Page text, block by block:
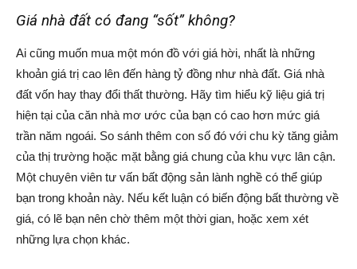
Giá nhà đất có đang “sốt” không?
Ai cũng muốn mua một món đồ với giá hời, nhất là những
khoản giá trị cao lên đến hàng tỷ đồng như nhà đất. Giá nhà
đất vốn hay thay đổi thất thường. Hãy tìm hiểu kỹ liệu giá trị
hiện tại của căn nhà mơ ước của bạn có cao hơn mức giá
trần năm ngoái. So sánh thêm con số đó với chu kỳ tăng giảm
của thị trường hoặc mặt bằng giá chung của khu vực lân cận.
Một chuyên viên tư vấn bất động sản lành nghề có thể giúp
bạn trong khoản này. Nếu kết luận có biến động bất thường về
giá, có lẽ bạn nên chờ thêm một thời gian, hoặc xem xét
những lựa chọn khác.